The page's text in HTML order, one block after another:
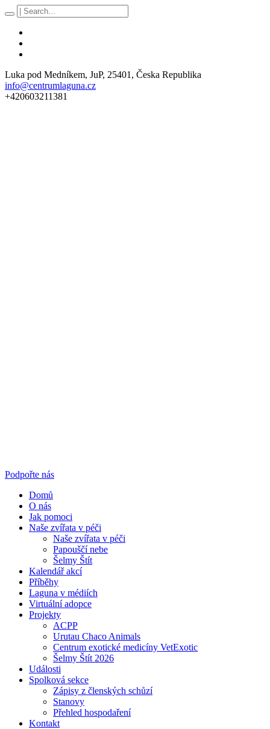
Luka pod Medníkem, JuP, 25401 , Česka Republika
info@centrumlaguna.cz
+420603211381
Podpořte nás
Domů
O nás
Jak pomoci
Naše zvířata v péči
Naše zvířata v péči
Papouščí nebe
Šelmy Štít
Kalendář akcí
Příběhy
Laguna v médiích
Virtuální adopce
Projekty
ACPP
Urutau Chaco Animals
Centrum exotické medicíny VetExotic
Šelmy Štít 2026
Události
Spolková sekce
Zápisy z členských schůzí
Stanovy
Přehled hospodaření
Kontakt